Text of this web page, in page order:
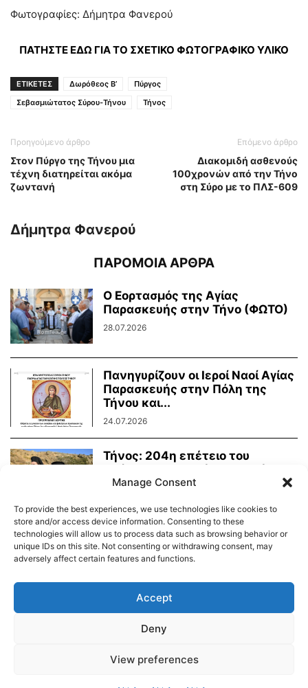
Φωτογραφίες: Δήμητρα Φανερού
ΠΑΤΗΣΤΕ ΕΔΩ ΓΙΑ ΤΟ ΣΧΕΤΙΚΟ ΦΩΤΟΓΡΑΦΙΚΟ ΥΛΙΚΟ
ΕΤΙΚΕΤΕΣ Δωρόθεος Β’
Πύργος
Σεβασμιώτατος Σύρου-Τήνου
Τήνος
Προηγούμενο άρθρο
Στον Πύργο της Τήνου μια
τέχνη διατηρείται ακόμα
ζωντανή
Επόμενο άρθρο
Διακομιδή ασθενούς
100χρονών από την Τήνο
στη Σύρο με το ΠΛΣ-609
Δήμητρα Φανερού
ΠΑΡΟΜΟΙΑ ΑΡΘΡΑ
Ο Εορτασμός της Αγίας
Παρασκευής στην Τήνο (ΦΩΤΟ)
28.07.2026
Πανηγυρίζουν οι Ιεροί Ναοί Αγίας
Παρασκευής στην Πόλη της
Τήνου και...
24.07.2026
Τήνος: 204η επέτειο του
24.07.2026
Δημοτικό Λιμενικό Ταμείο Τήνου – Άνδρου
© 2026
Manage Consent
To provide the best experiences, we use technologies like cookies to
store and/or access device information. Consenting to these
technologies will allow us to process data such as browsing behavior or
unique IDs on this site. Not consenting or withdrawing consent, may
adversely affect certain features and functions.
Accept
Deny
View preferences